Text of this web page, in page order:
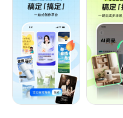
·推出自媒体博主创作
涨粉。
·稿定设计—让设计更
==稿定设计，助力自媒
「AI文案」只需输入关